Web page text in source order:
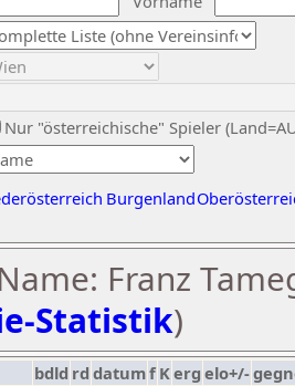
Nur "österreichische" Spieler
Burgenland
Franz
Statistik)
bdld rd datumf Kerg elo+/-